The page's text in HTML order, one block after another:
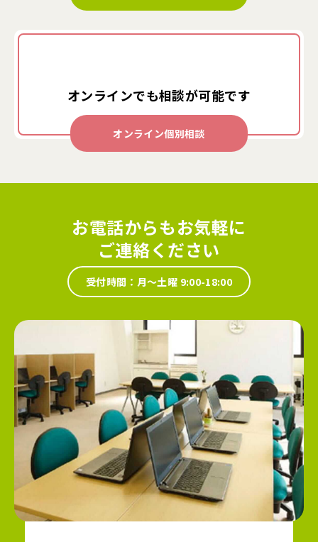
オンラインでも相談が可能です
オンライン個別相談
お電話からもお気軽に
ご連絡ください
受付時間：月～土曜 9:00-18:00